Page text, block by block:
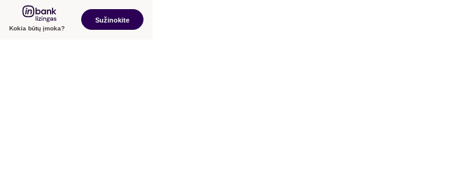
Kokia būtų įmoka?
Sužinokite